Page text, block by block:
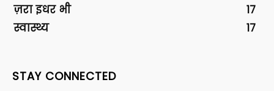
ज़रा इधर भी
17
स्वास्थ्य
17
STAY CONNECTED